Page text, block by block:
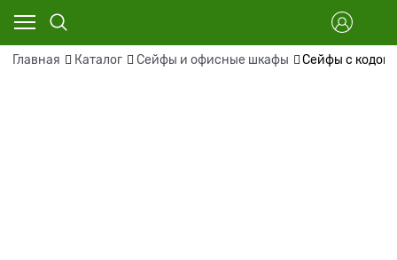
Главная Каталог Сейфы и офисные шкафы Сейфы с